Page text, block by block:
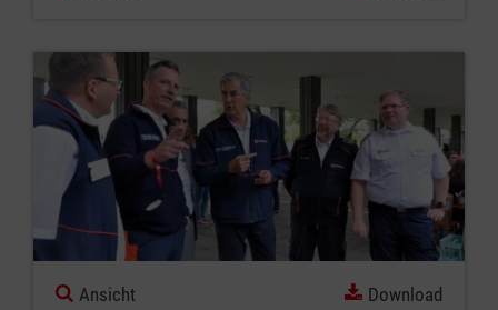
Ansicht Download